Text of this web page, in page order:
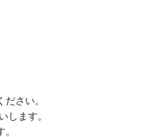
さい。
ます。